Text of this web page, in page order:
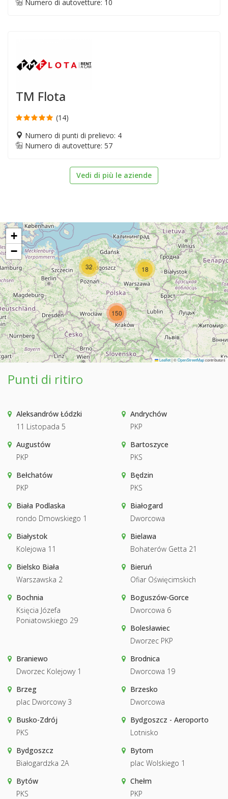
Numero di autovetture: 10
TM Flota
(14)
Numero di punti di prelievo: 4
Numero di autovetture: 57
Vedi di più le aziende
32 18
150
+
−
Leaflet|©OpenStreetMapcontributors
Punti di ritiro
Aleksandrów Łódzki
11 Listopada 5
Andrychów
PKP
Augustów
PKP
Bartoszyce
PKS
Bełchatów
PKP
Będzin
PKS
Biała Podlaska
rondo Dmowskiego 1
Białogard
Dworcowa
Białystok
Kolejowa 11
Bielawa
Bohaterów Getta 21
Bielsko Biała
Warszawska 2
Bieruń
Ofiar Oświęcimskich
Bochnia
Księcia Józefa
Poniatowskiego 29
Boguszów-Gorce
Dworcowa 6
Bolesławiec
Dworzec PKP
Braniewo
Dworzec Kolejowy 1
Brodnica
Dworcowa 19
Brzeg
plac Dworcowy 3
Brzesko
Dworcowa
Busko-Zdrój
PKS
Bydgoszcz - Aeroporto
Lotnisko
Bydgoszcz
Białogardzka 2A
Bytom
plac Wolskiego 1
Bytów
PKS
Chełm
PKP